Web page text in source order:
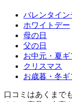
バレンタイン
ホワイトデー
母の日
父の日
お中元・夏ギ
クリスマス
お歳暮・冬ギ
口コミはあくまで